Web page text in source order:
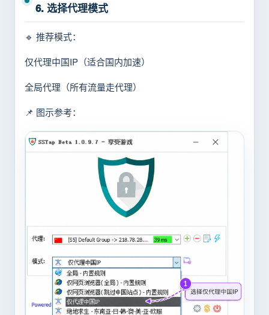
6. 选择代理模式
🔹 推荐模式：
仅代理中国IP（适合国内加速）
全局代理（所有流量走代理）
📌 图示参考：